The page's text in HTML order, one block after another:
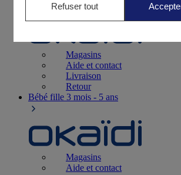
Magasins
Aide et contact
Livraison
Retour
Bébé fille 3 mois - 5 ans
Magasins
Aide et contact
Refuser tout